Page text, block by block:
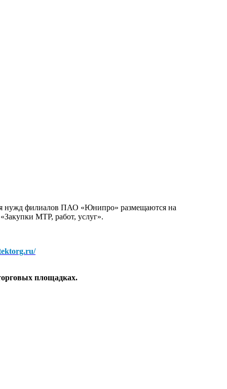
нужд филиалов ПАО «Юнипро» размещаются на
«Закупки МТР, работ, услуг».
площадках.